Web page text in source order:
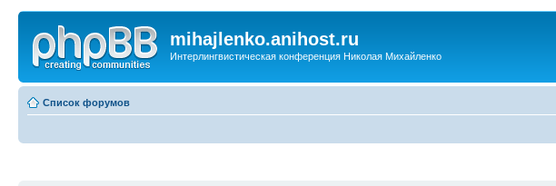
mihajlenko.anihost.ru
Интерлингвистическая конференция Николая Михайленко
Список форумов